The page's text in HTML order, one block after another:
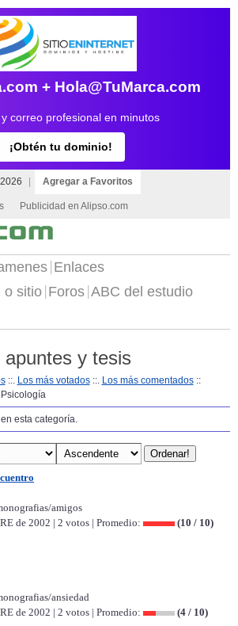
+ Hola@TuMarca.com
correo profesional en minutos
¡Obtén tu dominio!
Agregar a Favoritos
Publicidad en Alipso.com
Enlaces
o sitio Foros ABC del estudio
y tesis
::. Los más votados::. Los más comentados::
esta categoría.
amigos
de 2002 | 2 votos | Promedio:
(10 / 10)
ansiedad
de 2002 | 2 votos | Promedio:
(4 / 10)